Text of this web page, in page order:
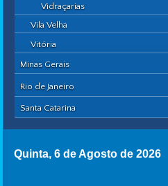
Vidraçarias
Vila Velha
Vitória
Minas Gerais
Rio de Janeiro
Santa Catarina
Quinta, 6 de Agosto de 2026